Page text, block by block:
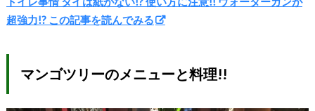
超強力!? この記事を読んでみる
マンゴツリーのメニューと料理!!